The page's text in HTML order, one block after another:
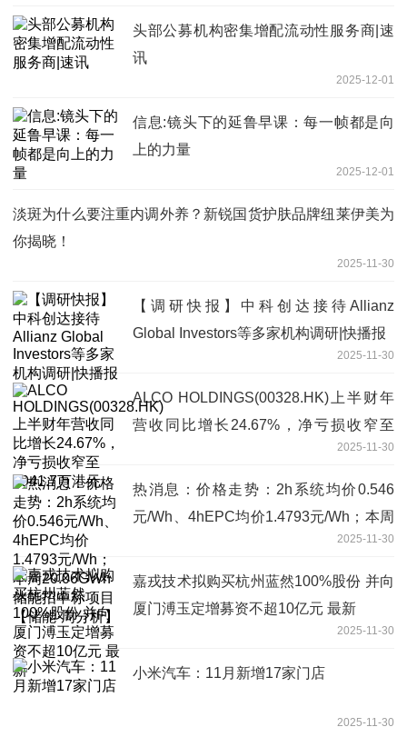
头部公募机构密集增配流动性服务商|速
讯
2025-12-01
信息:镜头下的延鲁早课：每一帧都是向
上的力量
2025-12-01
淡斑为什么要注重内调外养？新锐国货护肤品牌纽莱伊美为
你揭晓！
2025-11-30
【调研快报】中科创达接待Allianz
Global Investors等多家机构调研|快播报
2025-11-30
ALCO HOLDINGS(00328.HK)上半财年
营收同比增长24.67%，净亏损收窄至
2025-11-30
热消息：价格走势：2h系统均价0.546
元/Wh、4hEPC均价1.4793元/Wh；本周
20.06GWh储能招中标项目【储能·周分
析】
2025-11-30
嘉戎技术拟购买杭州蓝然100%股份 并向
厦门溥玉定增募资不超10亿元 最新
2025-11-30
小米汽车：11月新增17家门店
2025-11-30